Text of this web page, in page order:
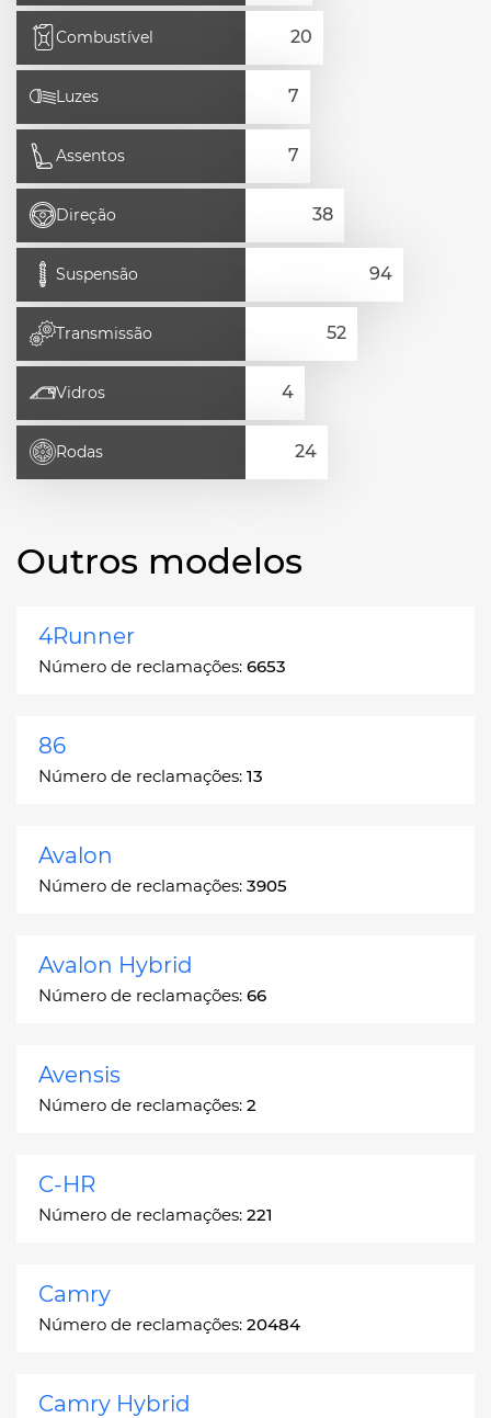
Combustível
Luzes
Assentos
Direção
Suspensão
Transmissão
Vidros
Rodas
Outros modelos
4Runner
Número de reclamações: 6653
86
Número de reclamações: 13
Avalon
Número de reclamações: 3905
Avalon Hybrid
Número de reclamações: 66
Avensis
Número de reclamações: 2
C-HR
Número de reclamações: 221
Camry
Número de reclamações: 20484
Camry Hybrid